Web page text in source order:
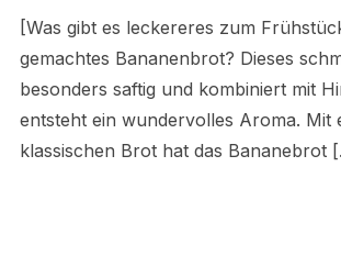
[Was gibt es leckereres zum
gemachtes Bananenbrot? Dieses
besonders saftig und kombiniert mit
entsteht ein wundervolles Aroma. Mit
klassischen Brot hat das Bananebrot